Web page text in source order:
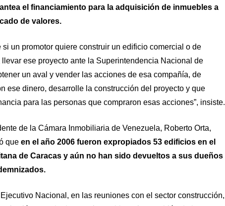
el financiamiento para la adquisición de inmuebles a
de valores.
si un promotor quiere construir un edificio comercial o de
ese proyecto ante la Superintendencia Nacional de
un aval y vender las acciones de esa compañía, de
ese dinero, desarrolle la construcción del proyecto y que
para las personas que compraron esas acciones”, insiste.
de la Cámara Inmobiliaria de Venezuela, Roberto Orta,
que en el año 2006 fueron expropiados 53 edificios en el
de Caracas y aún no han sido devueltos a sus dueños
Nacional, en las reuniones con el sector construcción,